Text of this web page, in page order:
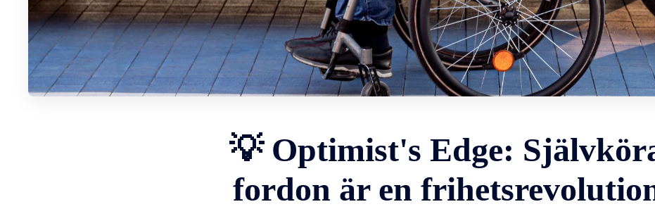
💡 Optimist's Edge:
fordon är en